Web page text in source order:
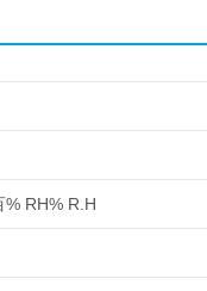
% RH% R.H